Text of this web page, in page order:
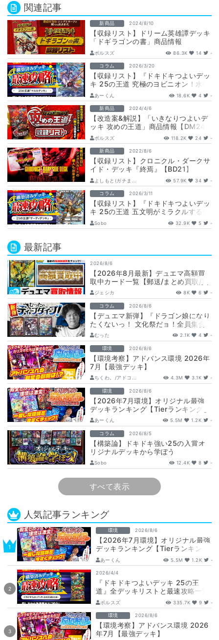
関連記事
新商品 2024/8/10
【収録リスト】ドリーム英雄譚デッキ
「ドギラゴンの書」商品情報
【DM24-BD1】
ボルスズ 86.3K 14 -
コラム 2026/3/20
【収録リスト】『ドキドキつよいデッ
キ 25の王道 究極のヨビニオン！水闇
自然マルルデッキ』最速攻略！
【DM26…
あーくん 18.6K 4 -
新商品 2024/4/6
【改造案&解説】「いきなりつよいデ
ッキ 攻めの王道」商品情報【DM24-
SD1】【収録リスト】
ボルスズ 118.2K 24 -
新商品 2022/8/6
【収録リスト】クロニクル・ダークサ
イド・デッキ『終焉』【BD21】
よしもと(ガチま... 57.9K 34 -
コラム 2026/3/11
【収録リスト】『ドキドキつよいデッ
キ 25の王道 五文明がミラクルする5c
ザーディデッキ』最速攻略！
【DM26…
Sobo 32.9K 5 -
最新記事
2026/8/6
【2026年8月最新】デュエマ高額買
取中カード一覧【郵送/まとめ買取/買
取表/相場/金トレジャー】
ジェシカ 8K 6 -
コラム 2026/8/6
【デュエマ新弾】『ドラゴン娘になり
たくないっ！ 文化祭だョ！全員集合!!
ドラ娘100％パック』注目カードまと
め…
むった 2.1K 4 -
環境 2026/8/6
【環境考察】アドバンス環境 2026年
7月【最強デッキ】
ちくわ。/アドコ... 4.3M 3.1K -
環境 2026/8/6
【2026年7月環境】オリジナル最強
デッキランキング【Tierランキング】
あーくん 5.5M 1.2K -
コラム 2026/8/5
【構築論】ドキドキ強い25の入賞オ
リジナルデッキから学ぼう
【DuelMastersMemory5日目】
Sobo 12.4K 8 -
すべて表示
人気記事ランキング
環境 2026/8/6
【2026年7月環境】オリジナル最強
デッキランキング【Tierランキン
グ】
あーくん 5.5M 1.2K -
2026/4/4
『ドキドキつよいデッキ 25の王
道』全デッキリストと最速攻略一覧
【DM26-SD1】
ボルスズ 335.7K 9 -
環境 2026/8/6
【環境考察】アドバンス環境 2026
年7月【最強デッキ】